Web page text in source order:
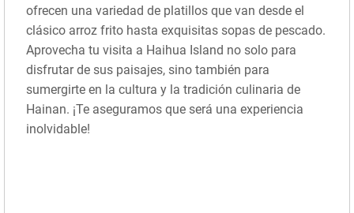
ofrecen una variedad de platillos que van desde el
clásico arroz frito hasta exquisitas sopas de pescado.
Aprovecha tu visita a Haihua Island no solo para
disfrutar de sus paisajes, sino también para
sumergirte en la cultura y la tradición culinaria de
Hainan. ¡Te aseguramos que será una experiencia
inolvidable!